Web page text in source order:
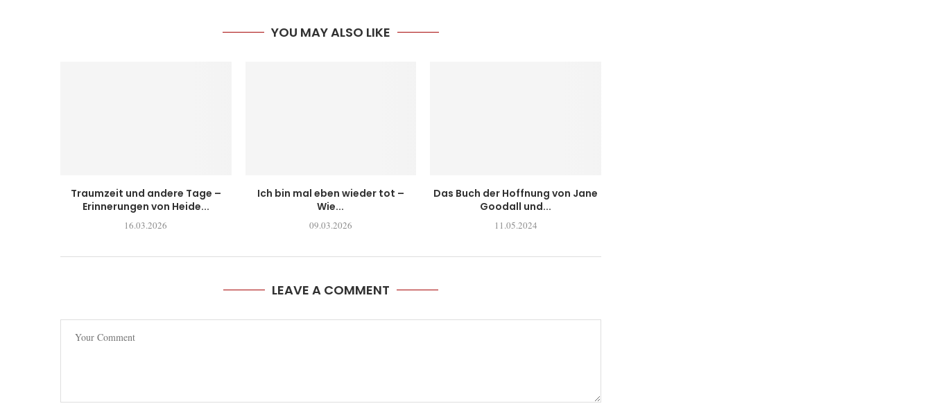
YOU MAY ALSO LIKE
Traumzeit und andere Tage –
Erinnerungen von Heide...
16.03.2026
Ich bin mal eben wieder tot –
Wie...
09.03.2026
Das Buch der Hoffnung von Jane
Goodall und...
11.05.2024
LEAVE A COMMENT